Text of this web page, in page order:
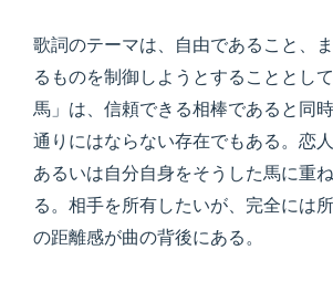
歌詞のテーマは、自由であること、
るものを制御しようとすることとし
馬」は、信頼できる相棒であると同
通りにはならない存在でもある。恋
あるいは自分自身をそうした馬に重
る。相手を所有したいが、完全には
の距離感が曲の背後にある。